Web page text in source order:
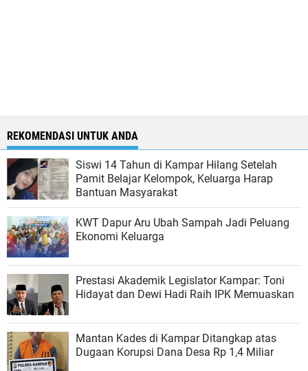
REKOMENDASI UNTUK ANDA
Siswi 14 Tahun di Kampar Hilang Setelah
Pamit Belajar Kelompok, Keluarga Harap
Bantuan Masyarakat
KWT Dapur Aru Ubah Sampah Jadi Peluang
Ekonomi Keluarga
Prestasi Akademik Legislator Kampar: Toni
Hidayat dan Dewi Hadi Raih IPK Memuaskan
Mantan Kades di Kampar Ditangkap atas
Dugaan Korupsi Dana Desa Rp 1,4 Miliar